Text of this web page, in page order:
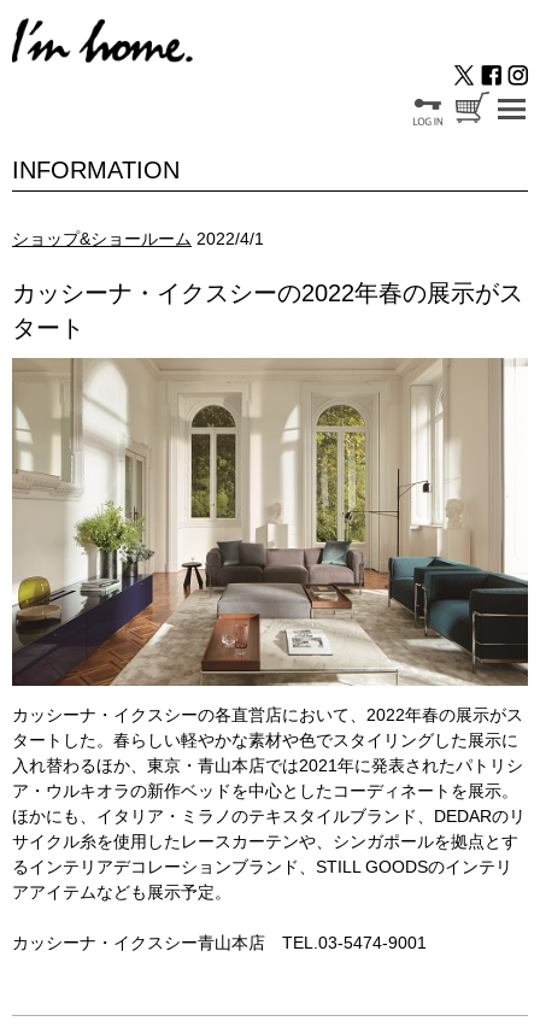
INFORMATION
ショップ&ショールーム 2022/4/1
カッシーナ・イクスシーの2022年春の展示がス
タート
カッシーナ・イクスシーの各直営店において、2022年春の展示がス
タートした。春らしい軽やかな素材や色でスタイリングした展示に
入れ替わるほか、東京・青山本店では2021年に発表されたパトリシ
ア・ウルキオラの新作ベッドを中心としたコーディネートを展示。
ほかにも、イタリア・ミラノのテキスタイルブランド、DEDARのリ
サイクル糸を使用したレースカーテンや、シンガポールを拠点とす
るインテリアデコレーションブランド、STILL GOODSのインテリ
アアイテムなども展示予定。
カッシーナ・イクスシー青山本店 TEL.03-5474-9001